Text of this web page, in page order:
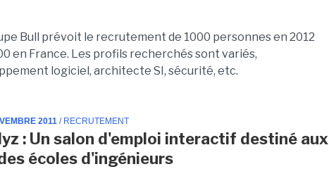
Bull prévoit le recrutement de 1000 personnes en 2012
en France. Les profils recherchés sont variés,
logiciel, architecte SI, sécurité, etc.
2011 / RECRUTEMENT
: Un salon d'emploi interactif destiné aux
écoles d'ingénieurs